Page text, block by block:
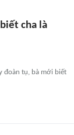
cha là
đoàn tụ, bà mới biết